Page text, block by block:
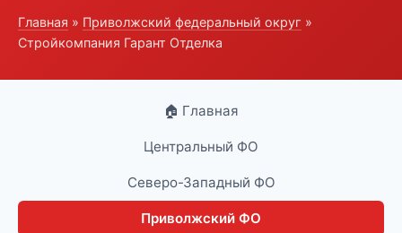
Главная » Приволжский федеральный округ »
Стройкомпания Гарант Отделка
🏠 Главная
Центральный ФО
Северо-Западный ФО
Приволжский ФО